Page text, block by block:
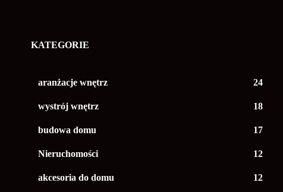
KATEGORIE
aranżacje wnętrz 24
wystrój wnętrz 18
budowa domu 17
Nieruchomości 12
akcesoria do domu 12